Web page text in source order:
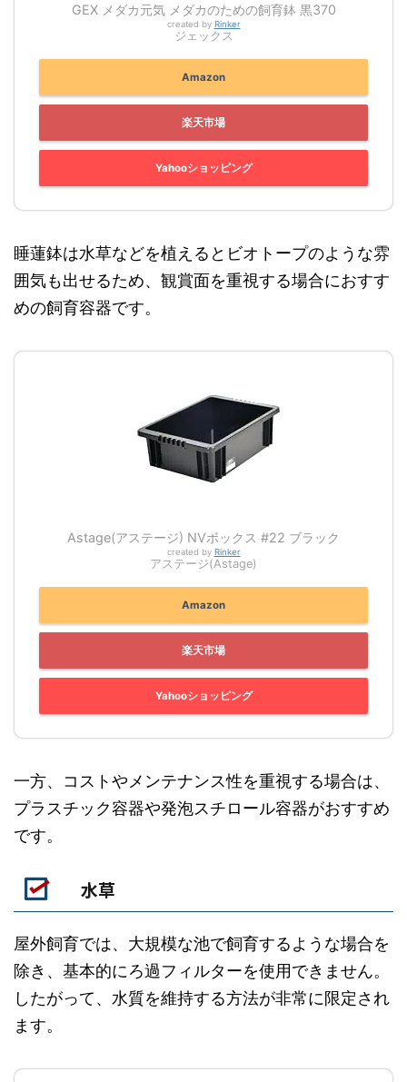
GEX メダカ元気 メダカのための飼育鉢 黒370
created by Rinker
ジェックス
Amazon
楽天市場
Yahooショッピング
睡蓮鉢は水草などを植えるとビオトープのような雰
囲気も出せるため、観賞面を重視する場合におすす
めの飼育容器です。
Astage(アステージ) NVボックス #22 ブラック
created by Rinker
アステージ(Astage)
Amazon
楽天市場
Yahooショッピング
一方、コストやメンテナンス性を重視する場合は、
プラスチック容器や発泡スチロール容器がおすすめ
です。
水草
屋外飼育では、大規模な池で飼育するような場合を
除き、基本的にろ過フィルターを使用できません。
したがって、水質を維持する方法が非常に限定され
ます。